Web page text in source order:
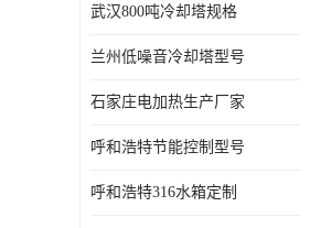
武汉800吨冷却塔规格
兰州低噪音冷却塔型号
石家庄电加热生产厂家
呼和浩特节能控制型号
呼和浩特316水箱定制